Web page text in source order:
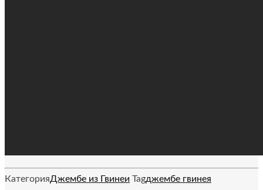
КатегорияДжембе из Гвинеи Tagджембе гвинея